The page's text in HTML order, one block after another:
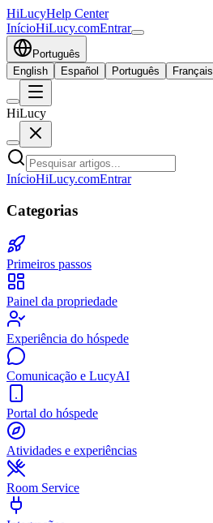
HiLucyHelp Center
InícioHiLucy.comEntrar
Português
English
Español Português Français
HiLucy
InícioHiLucy.comEntrar
Categorias
Primeiros passos
Painel da propriedade
Experiência do hóspede
Comunicação e LucyAI
Portal do hóspede
Atividades e experiências
Room Service